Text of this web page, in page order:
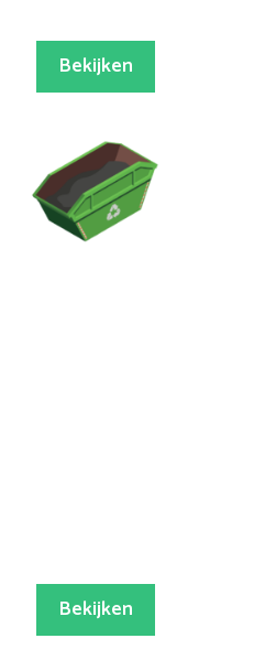
Bekijken
Bekijken